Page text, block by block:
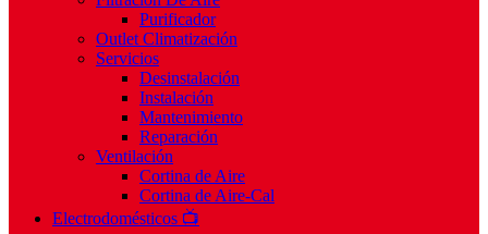
Purificador
Outlet Climatización
Servicios
Desinstalación
Instalación
Mantenimiento
Reparación
Ventilación
Cortina de Aire
Cortina de Aire-Cal
Electrodomésticos 📺